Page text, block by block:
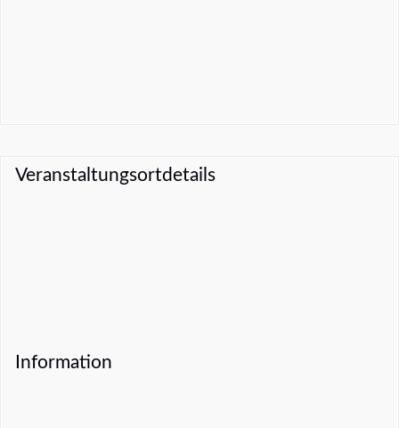
Veranstaltungsortdetails
Information